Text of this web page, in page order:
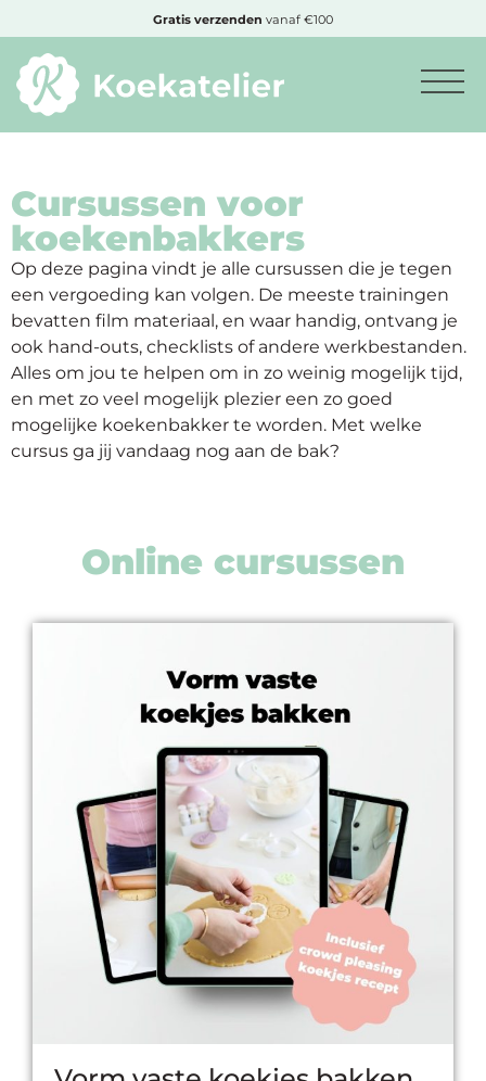
Minimum
Nieuwe
producten
Producten
op
soort
vanaf €100
Cursussen voor
koekenbakkers
Op deze pagina vindt je alle cursussen die je tegen
een vergoeding kan volgen. De meeste trainingen
bevatten film materiaal, en waar handig, ontvang je
ook hand-outs, checklists of andere werkbestanden.
Alles om jou te helpen om in zo weinig mogelijk tijd,
en met zo veel mogelijk plezier een zo goed
mogelijke koekenbakker te worden. Met welke
cursus ga jij vandaag nog aan de bak?
Online cursussen